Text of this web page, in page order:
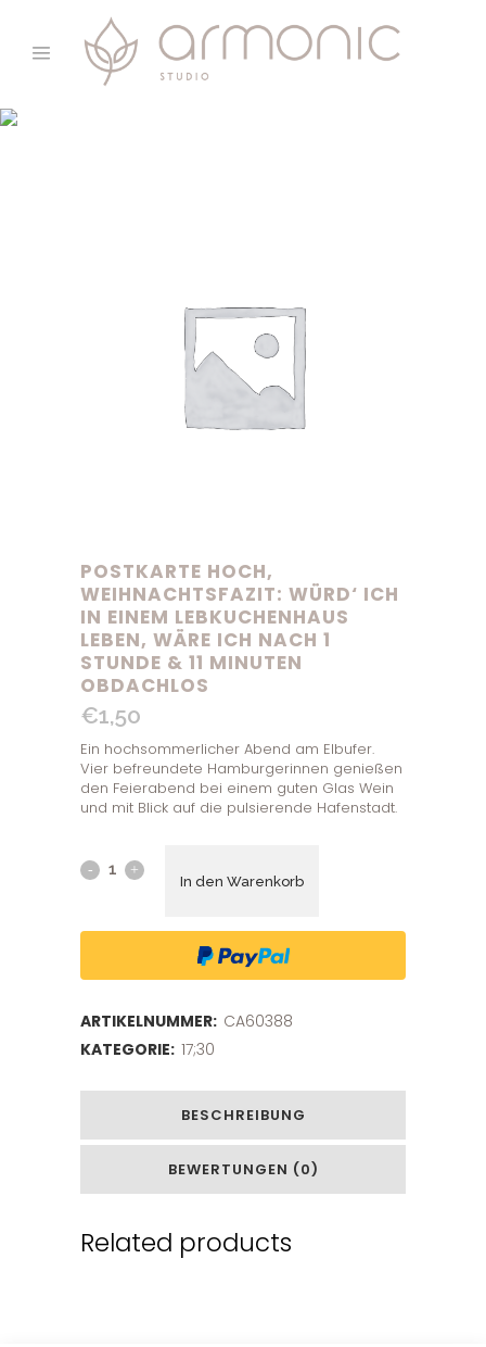
POSTKARTE HOCH,
WEIHNACHTSFAZIT: WÜRD‘ ICH
IN EINEM LEBKUCHENHAUS
LEBEN, WÄRE ICH NACH 1
STUNDE & 11 MINUTEN
OBDACHLOS
€1,50
Ein hochsommerlicher Abend am Elbufer.
Vier befreundete Hamburgerinnen genießen
den Feierabend bei einem guten Glas Wein
und mit Blick auf die pulsierende Hafenstadt.
In den Warenkorb
ARTIKELNUMMER: CA60388
KATEGORIE: 17;30
BESCHREIBUNG
BEWERTUNGEN (0)
Related products